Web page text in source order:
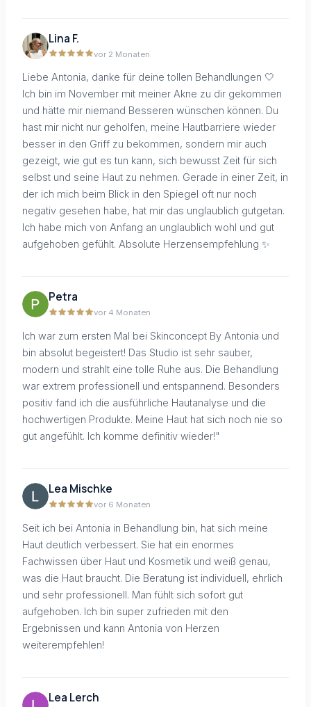
Lina F.
vor 2 Monaten
Liebe Antonia, danke für deine tollen Behandlungen 🤍
Ich bin im November mit meiner Akne zu dir gekommen
und hätte mir niemand Besseren wünschen können. Du
hast mir nicht nur geholfen, meine Hautbarriere wieder
besser in den Griff zu bekommen, sondern mir auch
gezeigt, wie gut es tun kann, sich bewusst Zeit für sich
selbst und seine Haut zu nehmen. Gerade in einer Zeit, in
der ich mich beim Blick in den Spiegel oft nur noch
negativ gesehen habe, hat mir das unglaublich gutgetan.
Ich habe mich von Anfang an unglaublich wohl und gut
aufgehoben gefühlt. Absolute Herzensempfehlung ✨
Petra
vor 4 Monaten
Ich war zum ersten Mal bei Skinconcept By Antonia und
bin absolut begeistert! Das Studio ist sehr sauber,
modern und strahlt eine tolle Ruhe aus. Die Behandlung
war extrem professionell und entspannend. Besonders
positiv fand ich die ausführliche Hautanalyse und die
hochwertigen Produkte. Meine Haut hat sich noch nie so
gut angefühlt. Ich komme definitiv wieder!"
Lea Mischke
vor 6 Monaten
Seit ich bei Antonia in Behandlung bin, hat sich meine
Haut deutlich verbessert. Sie hat ein enormes
Fachwissen über Haut und Kosmetik und weiß genau,
was die Haut braucht. Die Beratung ist individuell, ehrlich
und sehr professionell. Man fühlt sich sofort gut
aufgehoben. Ich bin super zufrieden mit den
Ergebnissen und kann Antonia von Herzen
weiterempfehlen!
Lea Lerch